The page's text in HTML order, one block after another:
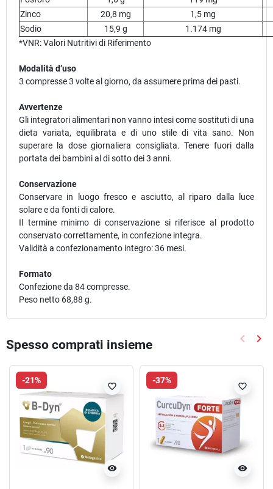
Zinco
20,8 mg
1,5 mg
Sodio
15,9 g
1.174 mg
*VNR: Valori Nutritivi di Riferimento
Modalità d’uso
3 compresse 3 volte al giorno, da assumere prima dei pasti.
Avvertenze
Gli integratori alimentari non vanno intesi come sostituti di una
dieta variata, equilibrata e di uno stile di vita sano. Non
superare la dose giornaliera consigliata. Tenere fuori dalla
portata dei bambini al di sotto dei 3 anni.
Conservazione
Conservare in luogo fresco e asciutto, al riparo dalla luce
solare e da fonti di calore.
Il termine minimo di conservazione si riferisce al prodotto
conservato correttamente, in confezione integra.
Validità a confezionamento integro: 36 mesi.
Formato
Confezione da 84 compresse.
Peso netto 68,88 g.
Spesso comprati insieme keyboard_arrow_left keyboard_arrow_right
-21%
visibility
favorite_border
-37%
visibility
favorite_border